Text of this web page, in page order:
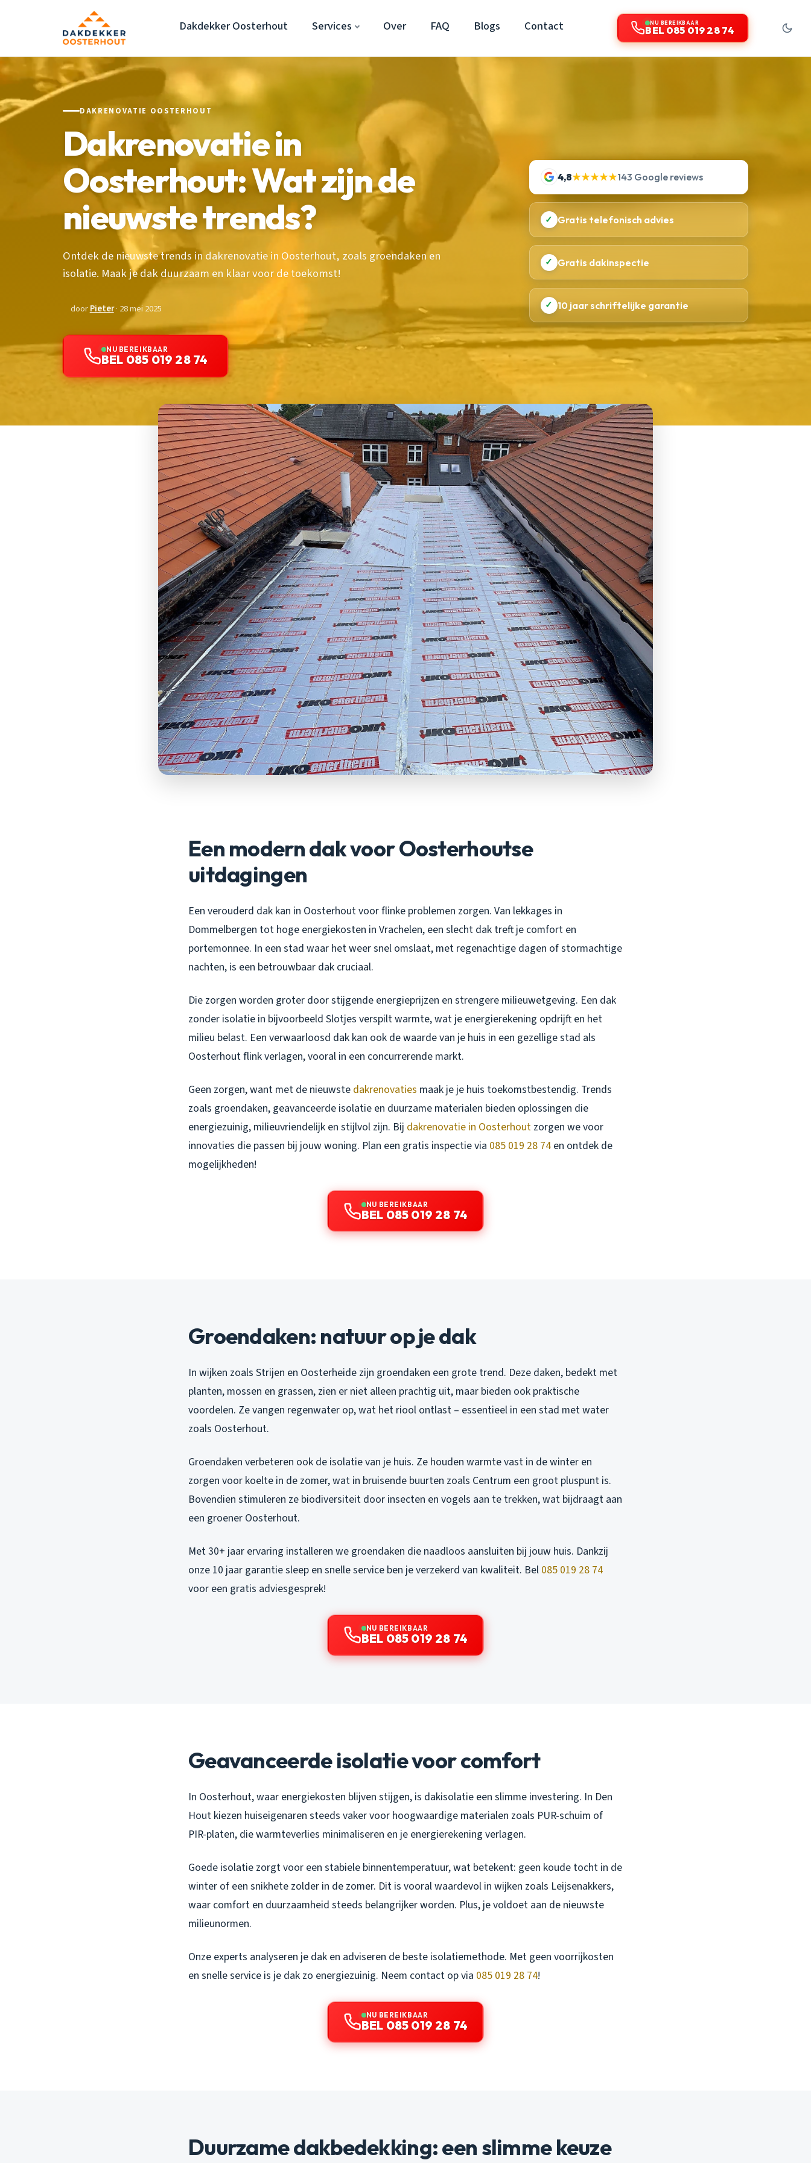
Dakdekker Oosterhout Services Over FAQ Blogs Contact NU BEREIKBAAR
BEL 085 019 28 74
DAKRENOVATIE OOSTERHOUT
Dakrenovatie in
Oosterhout: Wat zijn de
nieuwste trends?
Ontdek de nieuwste trends in dakrenovatie in Oosterhout, zoals groendaken en
isolatie. Maak je dak duurzaam en klaar voor de toekomst!
doorPieter· 28 mei 2025
NU BEREIKBAAR
BEL 085 019 28 74
4,8★★★★★143 Google reviews
✓ Gratis telefonisch advies
✓ Gratis dakinspectie
✓ 10 jaar schriftelijke garantie
Een modern dak voor Oosterhoutse
uitdagingen
Een verouderd dak kan in Oosterhout voor flinke problemen zorgen. Van lekkages in
Dommelbergen tot hoge energiekosten in Vrachelen, een slecht dak treft je comfort en
portemonnee. In een stad waar het weer snel omslaat, met regenachtige dagen of stormachtige
nachten, is een betrouwbaar dak cruciaal.
Die zorgen worden groter door stijgende energieprijzen en strengere milieuwetgeving. Een dak
zonder isolatie in bijvoorbeeld Slotjes verspilt warmte, wat je energierekening opdrijft en het
milieu belast. Een verwaarloosd dak kan ook de waarde van je huis in een gezellige stad als
Oosterhout flink verlagen, vooral in een concurrerende markt.
Geen zorgen, want met de nieuwste dakrenovaties maak je je huis toekomstbestendig. Trends
zoals groendaken, geavanceerde isolatie en duurzame materialen bieden oplossingen die
energiezuinig, milieuvriendelijk en stijlvol zijn. Bij dakrenovatie in Oosterhout zorgen we voor
innovaties die passen bij jouw woning. Plan een gratis inspectie via 085 019 28 74 en ontdek de
mogelijkheden!
NU BEREIKBAAR
BEL 085 019 28 74
Groendaken: natuur op je dak
In wijken zoals Strijen en Oosterheide zijn groendaken een grote trend. Deze daken, bedekt met
planten, mossen en grassen, zien er niet alleen prachtig uit, maar bieden ook praktische
voordelen. Ze vangen regenwater op, wat het riool ontlast – essentieel in een stad met water
zoals Oosterhout.
Groendaken verbeteren ook de isolatie van je huis. Ze houden warmte vast in de winter en
zorgen voor koelte in de zomer, wat in bruisende buurten zoals Centrum een groot pluspunt is.
Bovendien stimuleren ze biodiversiteit door insecten en vogels aan te trekken, wat bijdraagt aan
een groener Oosterhout.
Met 30+ jaar ervaring installeren we groendaken die naadloos aansluiten bij jouw huis. Dankzij
onze 10 jaar garantie sleep en snelle service ben je verzekerd van kwaliteit. Bel 085 019 28 74
voor een gratis adviesgesprek!
NU BEREIKBAAR
BEL 085 019 28 74
Geavanceerde isolatie voor comfort
In Oosterhout, waar energiekosten blijven stijgen, is dakisolatie een slimme investering. In Den
Hout kiezen huiseigenaren steeds vaker voor hoogwaardige materialen zoals PUR-schuim of
PIR-platen, die warmteverlies minimaliseren en je energierekening verlagen.
Goede isolatie zorgt voor een stabiele binnentemperatuur, wat betekent: geen koude tocht in de
winter of een snikhete zolder in de zomer. Dit is vooral waardevol in wijken zoals Leijsenakkers,
waar comfort en duurzaamheid steeds belangrijker worden. Plus, je voldoet aan de nieuwste
milieunormen.
Onze experts analyseren je dak en adviseren de beste isolatiemethode. Met geen voorrijkosten
en snelle service is je dak zo energiezuinig. Neem contact op via 085 019 28 74!
NU BEREIKBAAR
BEL 085 019 28 74
Duurzame dakbedekking: een slimme keuze